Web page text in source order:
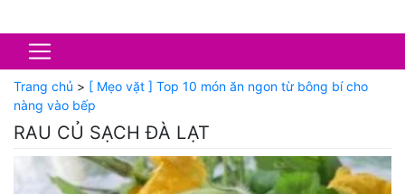
Trang chủ > [ Mẹo vặt ] Top 10 món ăn ngon từ bông bí cho
nàng vào bếp
RAU CỦ SẠCH ĐÀ LẠT